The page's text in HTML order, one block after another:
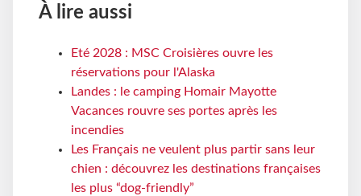
À lire aussi
Eté 2028 : MSC Croisières ouvre les
réservations pour l'Alaska
Landes : le camping Homair Mayotte
Vacances rouvre ses portes après les
incendies
Les Français ne veulent plus partir sans leur
chien : découvrez les destinations françaises
les plus “dog-friendly”